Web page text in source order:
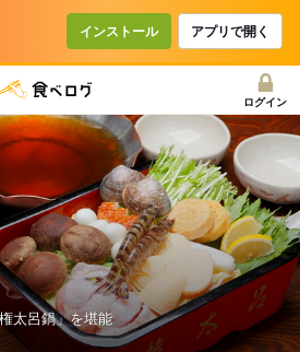
インストール アプリで開く
ログイン
太呂鍋」を堪能